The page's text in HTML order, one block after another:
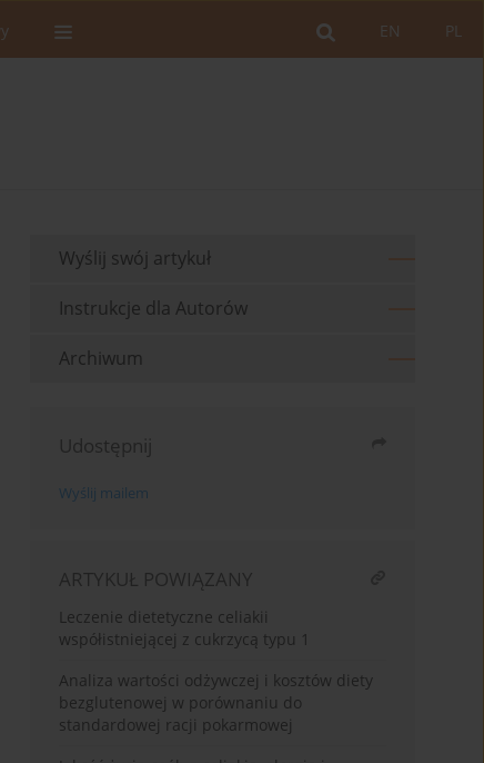
PL
EN
Wyślij swój artykuł
Instrukcje dla Autorów
Archiwum
Udostępnij
Wyślij mailem
ARTYKUŁ POWIĄZANY
Leczenie dietetyczne celiakii
współistniejącej z cukrzycą typu 1
Analiza wartości odżywczej i kosztów diety
bezglutenowej w porównaniu do
standardowej racji pokarmowej